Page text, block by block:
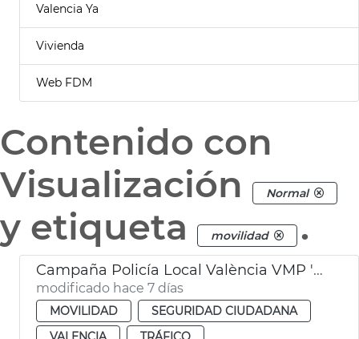
Valencia Ya
Vivienda
Web FDM
Contenido con
Visualización
Normal
y etiqueta movilidad .
Campaña Policía Local València VMP 'Conecta con la vía'
modificado hace 7 días
MOVILIDAD
SEGURIDAD CIUDADANA